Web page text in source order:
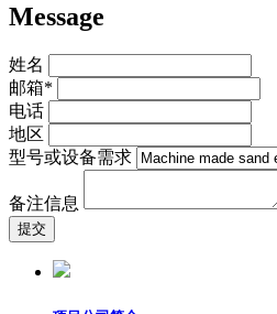
Message
姓名
邮箱*
电话
地区
型号或设备需求
备注信息